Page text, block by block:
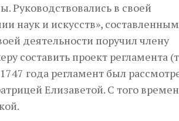
Руководствовались в своей
наук и искусств»,
деятельности поручил члену
составить проект регламента
года регламент был
Елизаветой. С того